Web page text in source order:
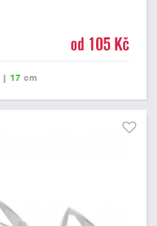
od 105 Kč
| 17 cm